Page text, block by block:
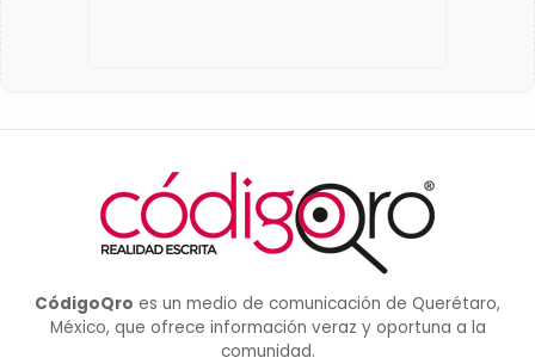
CódigoQro es un medio de comunicación de Querétaro,
México, que ofrece información veraz y oportuna a la
comunidad.